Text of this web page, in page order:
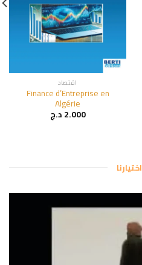
اقتصاد
Finance d’Entreprise en
Algérie
2.000د.ج
اختيارنا